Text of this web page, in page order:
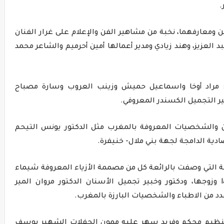
نخبة من مشاهير الفن والإعلام على غرار الفنان
وهند زيادي ومدير أعمالها أمين أحرميم والشاعر محمد
أوخا واسماعيل حميش وزينب العروب وسارة مصباح
التجميل الكسندر المعروفي.
والشخصيات المعروفة بالمغرب مثل الدكتور يونس التيحم
الدامجة لجهة بني ملال- خنيفرة.
التي وصفت بالرائعة كل من مصممة الأزياء المعروفة شيماء
قباج صاحبة العلامة التجارية la Griffe beldi وزوجها، ودكتور وخبير تجميل الأسنان الدكتور مروان المير
من الاطباء والشخصيات البارزة بالمغرب.